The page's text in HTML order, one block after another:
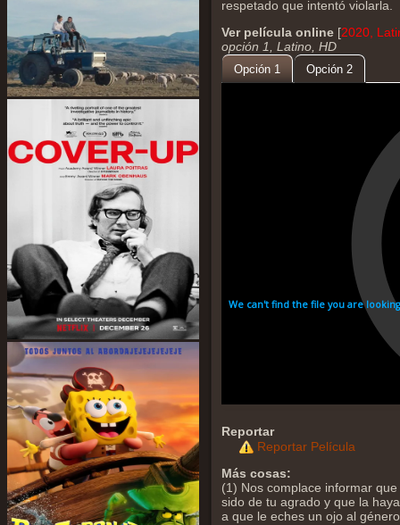
respetado que intentó violarla.
Ver película online [2020,
opción 1, Latino, HD
Opción 1 Opción 2
Reportar
Reportar Película
Más cosas:
(1) Nos complace informar
sido de tu agrado y que la
a que le eches un ojo al